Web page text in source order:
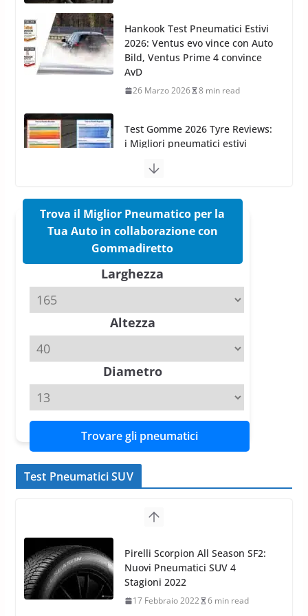
Test Gomme 2026 Tyre Reviews:
i Migliori pneumatici estivi
sportivi a confronto
Pirelli Cinturato 2026: due
confermano il salto tecnico del
Pirelli P Zero Trofeo RS: per
Tyre Reviews è la gomma semi-
slick da battere
Michelin Pilot Sport 4 S – Test
su Range Rover Sport D350 HST
11 Aprile 2026 15 min read
Trova il Miglior Pneumatico per la
Tua Auto in collaborazione con
Gommadiretto
Larghezza
Altezza
Diametro
Trovare gli pneumatici
Test Pneumatici SUV
Nokian WR SUV 3: il 1°
pneumatico invernale al mondo
di classe A
13 Maggio 2015 2 min read